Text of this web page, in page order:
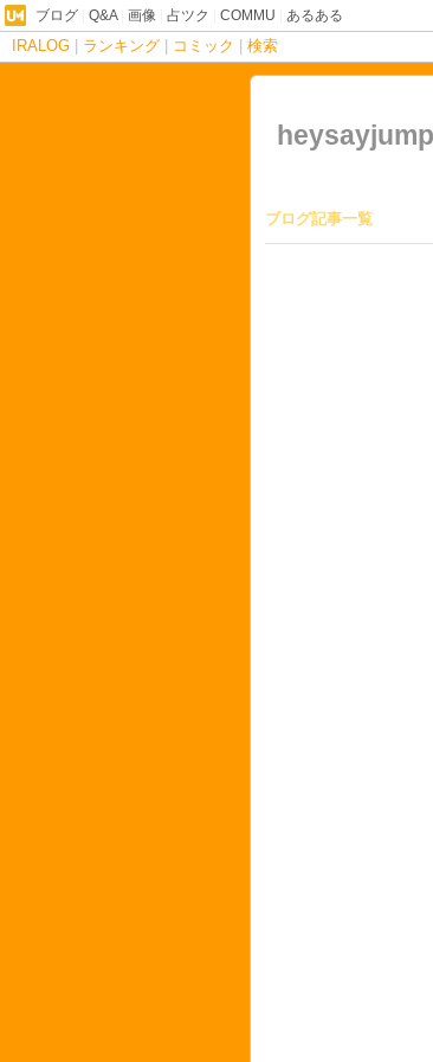
ブログ Q&A| 画像 占ツク COMMU あるある
IRALOG ランキング コミック 検索
ブログ記事一覧